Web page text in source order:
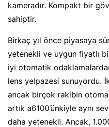
kameradır. Kompakt bir
sahiptir.
Birkaç yıl önce piyasaya
yetenekli ve uygun fiyatlı
iyi otomatik
lens yelpazesi sunuyordu.
ancak birçok rakibin
artık a6100’ünkiyle aynı
daha yetenekli. Ancak,